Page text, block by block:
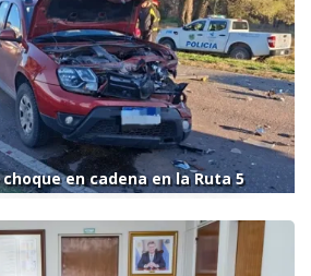
en cadena en la Ruta 5